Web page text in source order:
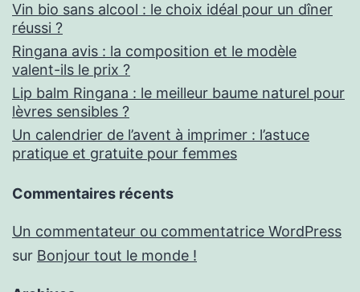
Vin bio sans alcool : le choix idéal pour un dîner
réussi ?
Ringana avis : la composition et le modèle
valent-ils le prix ?
Lip balm Ringana : le meilleur baume naturel pour
lèvres sensibles ?
Un calendrier de l’avent à imprimer : l’astuce
pratique et gratuite pour femmes
Commentaires récents
Un commentateur ou commentatrice WordPress
sur Bonjour tout le monde !